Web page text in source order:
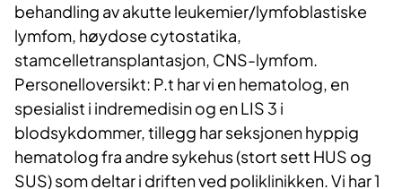
behandling av akutte leukemier/lymfoblastiske
lymfom, høydose cytostatika,
stamcelletransplantasjon, CNS-lymfom.
Personelloversikt: P.t har vi en hematolog, en
spesialist i indremedisin og en LIS 3 i
blodsykdommer, tillegg har seksjonen hyppig
hematolog fra andre sykehus (stort sett HUS og
SUS) som deltar i driften ved poliklinikken. Vi har 1